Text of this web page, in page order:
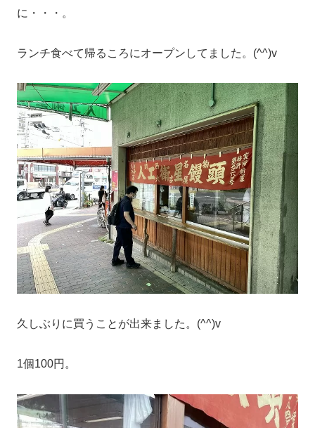
に・・・。
ランチ食べて帰るころにオープンしてました。(^^)v
久しぶりに買うことが出来ました。(^^)v
1個100円。